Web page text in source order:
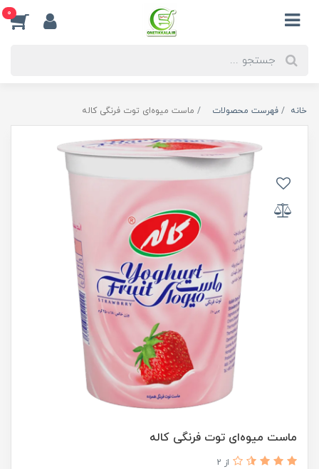
0
خانه فهرست محصولات ماست میوه‌ای توت فرنگی کاله
ماست میوه‌ای توت فرنگی کاله
از 2